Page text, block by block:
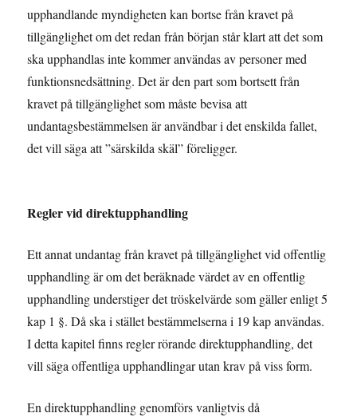
upphandlande myndigheten kan bortse från kravet på
tillgänglighet om det redan från början står klart att det som
ska upphandlas inte kommer användas av personer med
funktionsnedsättning. Det är den part som bortsett från
kravet på tillgänglighet som måste bevisa att
undantagsbestämmelsen är användbar i det enskilda fallet,
det vill säga att ”särskilda skäl” föreligger.
Regler vid direktupphandling
Ett annat undantag från kravet på tillgänglighet vid offentlig
upphandling är om det beräknade värdet av en offentlig
upphandling understiger det tröskelvärde som gäller enligt 5
kap 1 §. Då ska i stället bestämmelserna i 19 kap användas.
I detta kapitel finns regler rörande direktupphandling, det
vill säga offentliga upphandlingar utan krav på viss form.
En direktupphandling genomförs vanligtvis då